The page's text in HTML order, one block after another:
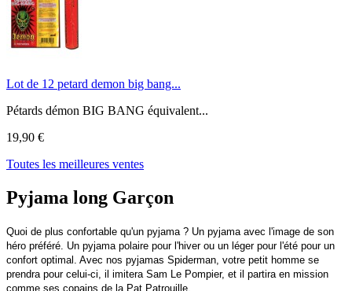
Lot de 12 petard demon big bang...
Pétards démon BIG BANG équivalent...
19,90 €
Toutes les meilleures ventes
Pyjama long Garçon
Quoi de plus confortable qu'un pyjama ? Un pyjama avec l'image de son
héro préféré. Un pyjama polaire pour l'hiver ou un léger pour l'été pour un
confort optimal. Avec nos pyjamas Spiderman, votre petit homme se
prendra pour celui-ci, il imitera Sam Le Pompier, et il partira en mission
comme ses copains de la Pat Patrouille.